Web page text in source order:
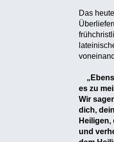
Das
es zu
Wir
dich,
und